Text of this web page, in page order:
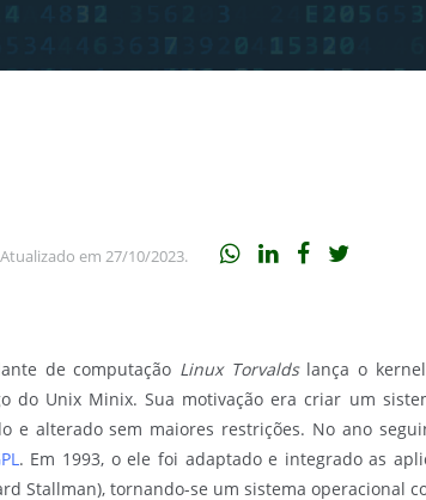
em 27/10/2023.
de computação Linux Torvaldslança o kernel
do Unix Minix. Sua motivação era criar um
e alterado sem maiores restrições. No ano
. Em 1993, o ele foi adaptado e integrado as
Stallman), tornando-se um sistema operacional